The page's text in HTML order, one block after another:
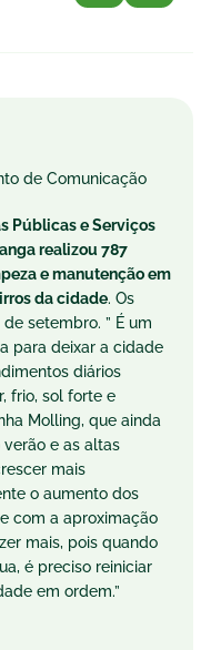
de Comunicação
Públicas e Serviços
realizou 787
e manutenção em
da cidade. Os
setembro. ” É um
para deixar a cidade
diários
frio, sol forte e
Molling, que ainda
e as altas
mais
o aumento dos
com a aproximação
mais, pois quando
é preciso reiniciar
em ordem.”